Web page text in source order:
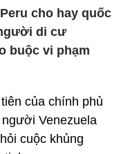
cho hay quốc
di cư
buộc vi phạm
của chính phủ
Venezuela
cuộc khủng